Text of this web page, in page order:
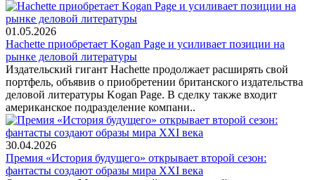
01.05.2026
Hachette приобретает Kogan Page и усиливает позиции на
рынке деловой литературы
Издательский гигант Hachette продолжает расширять свой
портфель, объявив о приобретении британского издательства
деловой литературы Kogan Page. В сделку также входит
американское подразделение компани..
30.04.2026
Премия «История будущего» открывает второй сезон:
фантасты создают образы мира XXI века